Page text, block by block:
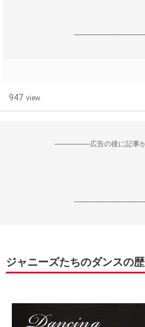
947 view
--------------------広告の後に記事
ジャニーズたちのダンスの